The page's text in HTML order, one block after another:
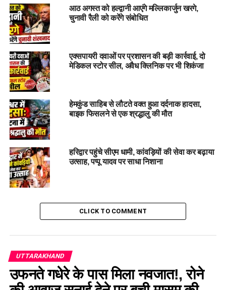
आधार पर 8 जुलाई 2026 को बदरीनाथ थाने में एफआईआर संख्या 0006
दर्ज की गई। पुलिस ने भारतीय न्याय संहिता (BNS) 2023 की धारा 306
और 316(5) के तहत मामला दर्ज कर जांच शुरू कर दी है। पुलिस
अधिकारियों का कहना है कि मामले के सभी तथ्यों की निष्पक्ष जांच की
जाएगी।
सोशल मीडिया के जरिए सामने आया था मामला
आठ अगस्त को हल्द्वानी आएंगे मल्लिकार्जुन खरगे,
चुनावी रैली को करेंगे संबोधित
एक्सपायरी दवाओं पर प्रशासन की बड़ी कार्रवाई, दो
मेडिकल स्टोर सील, अवैध क्लिनिक पर भी शिकंजा
हेमकुंड साहिब से लौटते वक्त हुआ दर्दनाक हादसा,
बाइक फिसलने से एक श्रद्धालु की मौत
हरिद्वार पहुंचे सीएम धामी, कांवड़ियों की सेवा कर बढ़ाया
उत्साह, पप्पू यादव पर साधा निशाना
CLICK TO COMMENT
UTTARAKHAND
उफनते गधेरे के पास मिला नवजात!, रोने